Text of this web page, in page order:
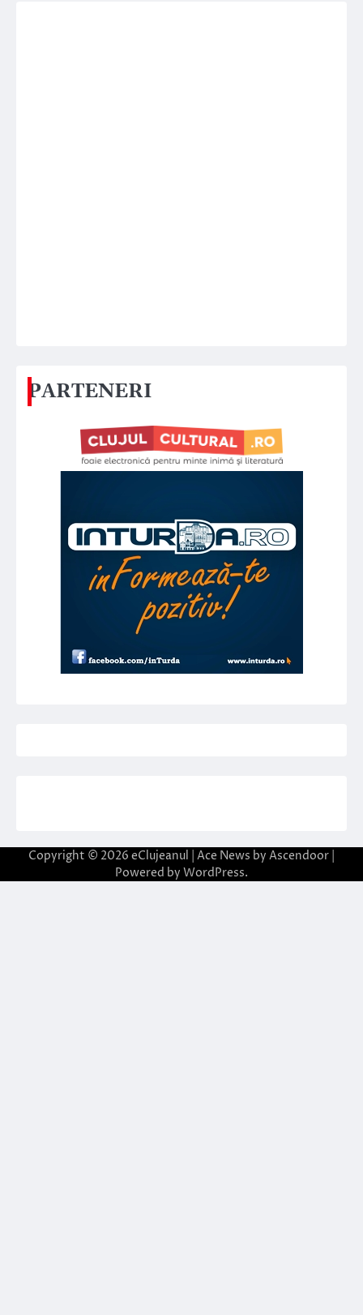
PARTENERI
Copyright © 2026 eClujeanul | Ace News by Ascendoor
Powered by WordPress.